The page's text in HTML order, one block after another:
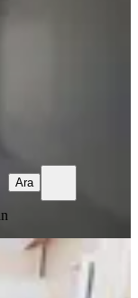
Ara
Sümer Park